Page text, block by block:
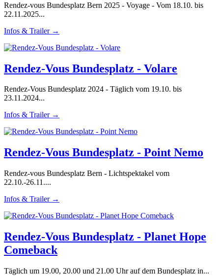
Rendez-vous Bundesplatz Bern 2025 - Voyage - Vom 18.10. bis
22.11.2025...
Infos & Trailer →
Rendez-Vous Bundesplatz - Volare
Rendez-Vous Bundesplatz 2024 - Täglich vom 19.10. bis
23.11.2024...
Infos & Trailer →
Rendez-Vous Bundesplatz - Point Nemo
Rendez-vous Bundesplatz Bern - Lichtspektakel vom
22.10.-26.11....
Infos & Trailer →
Rendez-Vous Bundesplatz - Planet Hope
Comeback
Täglich um 19.00, 20.00 und 21.00 Uhr auf dem Bundesplatz in...